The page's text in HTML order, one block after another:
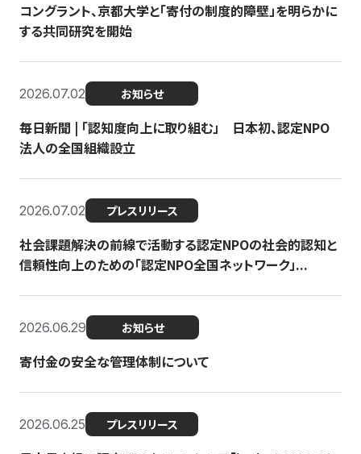
コングラント、京都大学と「寄付の制度的障壁」を明らかに
する共同研究を開始
2026.07.02 お知らせ
毎日新聞 | 「認知度向上に取り組む」 日本初、認定NPO
法人の全国組織設立
2026.07.02 プレスリリース
社会課題解決の前線で活動する認定NPOの社会的認知と
信頼性向上のための「認定NPO全国ネットワーク」...
2026.06.29 お知らせ
寄付金の安全な管理体制について
2026.06.25 プレスリリース